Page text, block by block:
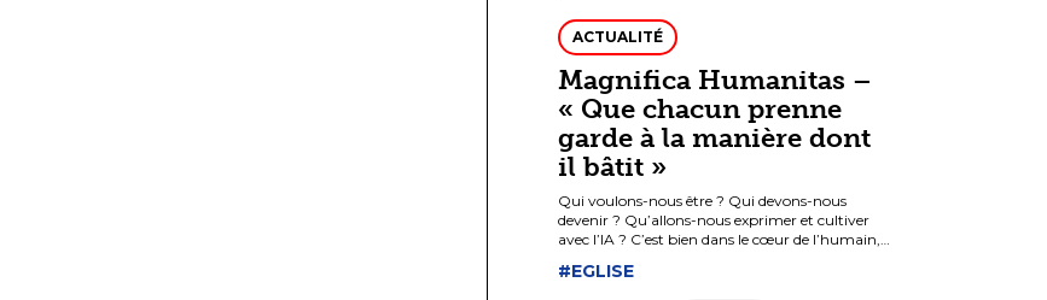
ACTUALITÉ
Magnifica Humanitas –
« Que chacun prenne
garde à la manière dont
il bâtit »
Qui voulons-nous être ? Qui devons-nous
devenir ? Qu’allons-nous exprimer et cultiver
avec l’IA ? C’est bien dans le cœur de l’humain,
choix premier : entre « une culture du pouvoir »
#EGLISE